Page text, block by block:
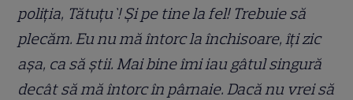
poliția, Tătuțu`! Și pe tine la fel! Trebuie să
plecăm. Eu nu mă întorc la închisoare, îți zic
așa, ca să știi. Mai bine îmi iau gâtul singură
decât să mă întorc în pârnaie. Dacă nu vrei să